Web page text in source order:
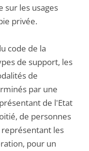
sur les usages
privée.
code de la
de support, les
de
par une
de l'Etat
de personnes
représentant les
pour un